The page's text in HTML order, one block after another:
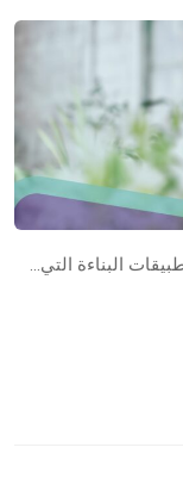
البناءة التي…